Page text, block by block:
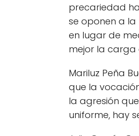
precariedad
se oponen a
en lugar de
mejor la carga
Mariluz Peña
que la
la agresión
uniforme, hay